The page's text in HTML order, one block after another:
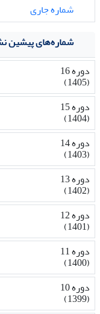
شماره جاری
شماره‌های پیشین
دوره 16
(1405)
دوره 15
(1404)
دوره 14
(1403)
دوره 13
(1402)
دوره 12
(1401)
دوره 11
(1400)
دوره 10
(1399)